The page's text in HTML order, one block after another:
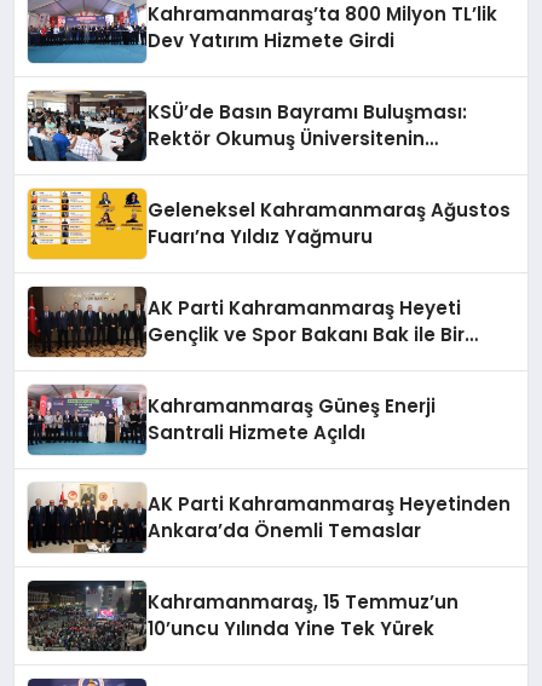
Kahramanmaraş’ta 800 Milyon TL’lik
Dev Yatırım Hizmete Girdi
KSÜ’de Basın Bayramı Buluşması:
Rektör Okumuş Üniversitenin
Geleneksel Kahramanmaraş Ağustos
Fuarı’na Yıldız Yağmuru
AK Parti Kahramanmaraş Heyeti
Gençlik ve Spor Bakanı Bak ile Bir
Kahramanmaraş Güneş Enerji
Santrali Hizmete Açıldı
AK Parti Kahramanmaraş Heyetinden
Ankara’da Önemli Temaslar
Kahramanmaraş, 15 Temmuz’un
10’uncu Yılında Yine Tek Yürek